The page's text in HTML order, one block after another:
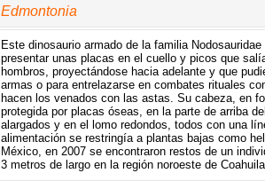
Edmontonia
Este dinosaurio armado de la familia
presentar unas placas en el cuello y picos que
hombros, proyectándose hacia adelante y que
armas o para entrelazarse en combates rituales
hacen los venados con las astas. Su cabeza, en
protegida por placas óseas, en la parte de arriba
alargados y en el lomo redondos, todos con una
alimentación se restringía a plantas bajas como
México, en 2007 se encontraron restos de un
3 metros de largo en la región noroeste de